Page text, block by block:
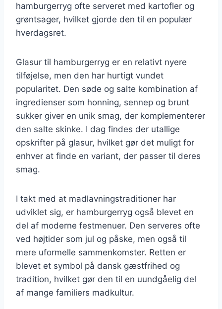
hamburgerryg ofte serveret med kartofler og
grøntsager, hvilket gjorde den til en populær
hverdagsret.
Glasur til hamburgerryg er en relativt nyere
tilføjelse, men den har hurtigt vundet
popularitet. Den søde og salte kombination af
ingredienser som honning, sennep og brunt
sukker giver en unik smag, der komplementerer
den salte skinke. I dag findes der utallige
opskrifter på glasur, hvilket gør det muligt for
enhver at finde en variant, der passer til deres
smag.
I takt med at madlavningstraditioner har
udviklet sig, er hamburgerryg også blevet en
del af moderne festmenuer. Den serveres ofte
ved højtider som jul og påske, men også til
mere uformelle sammenkomster. Retten er
blevet et symbol på dansk gæstfrihed og
tradition, hvilket gør den til en uundgåelig del
af mange familiers madkultur.